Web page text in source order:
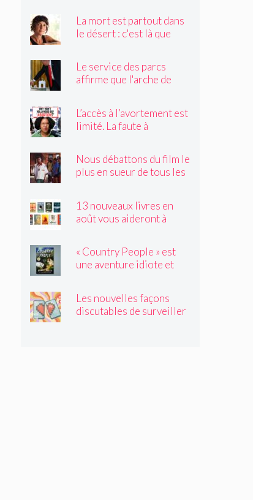
La mort est partout dans
le désert : c'est là que
Le service des parcs
affirme que l'arche de
Pourrait-il être déplacé ?
L’accès à l’avortement est
limité. La faute à
Nous débattons du film le
plus en sueur de tous les
13 nouveaux livres en
août vous aideront à
« Country People » est
une aventure idiote et
Les nouvelles façons
discutables de surveiller